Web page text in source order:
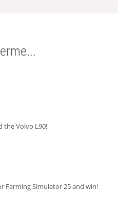
the Volvo L90!
Farming Simulator 25 and win!